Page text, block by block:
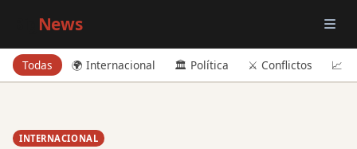
News
Todas 🌍 Internacional 🏛️ Política ⚔️ Conflictos 📈
INTERNACIONAL